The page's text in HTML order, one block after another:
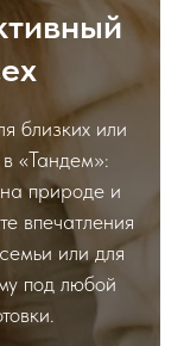
близких или
«Тандем»:
природе и
впечатления
или для
под любой